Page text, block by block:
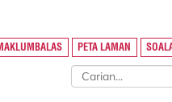
PETA LAMAN